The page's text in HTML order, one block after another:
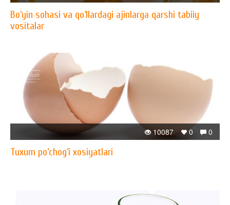
Bo‘yin sohasi va qo‘llardagi ajinlarga qarshi tabiiy
vositalar
0
0
10087
Tuxum po‘chog‘i xosiyatlari